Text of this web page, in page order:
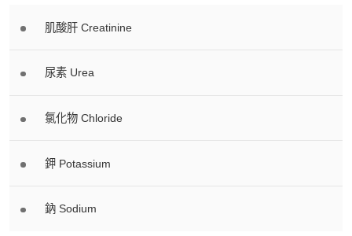
肌酸肝 Creatinine
尿素 Urea
氯化物 Chloride
鉀 Potassium
鈉 Sodium